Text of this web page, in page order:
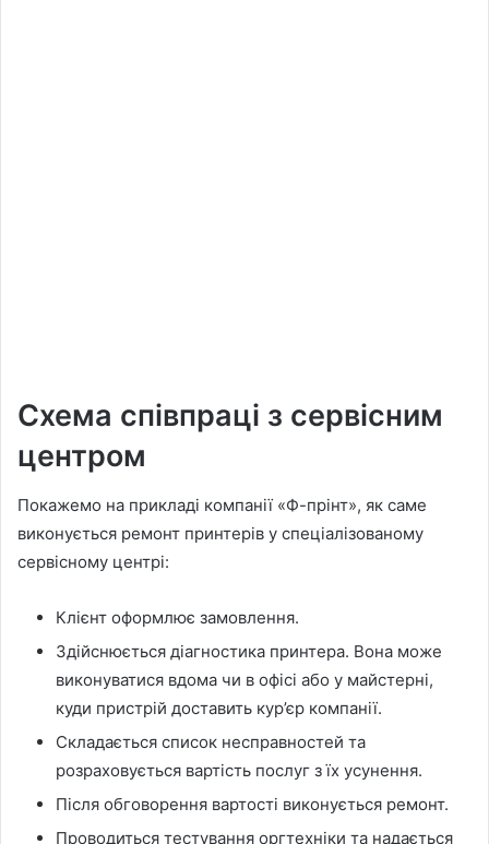
Схема співпраці з сервісним
центром
Покажемо на прикладі компанії «Ф-прінт», як саме
виконується ремонт принтерів у спеціалізованому
сервісному центрі:
Клієнт оформлює замовлення.
Здійснюється діагностика принтера. Вона може
виконуватися вдома чи в офісі або у майстерні,
куди пристрій доставить кур’єр компанії.
Складається список несправностей та
розраховується вартість послуг з їх усунення.
Після обговорення вартості виконується ремонт.
Проводиться тестування оргтехніки та надається